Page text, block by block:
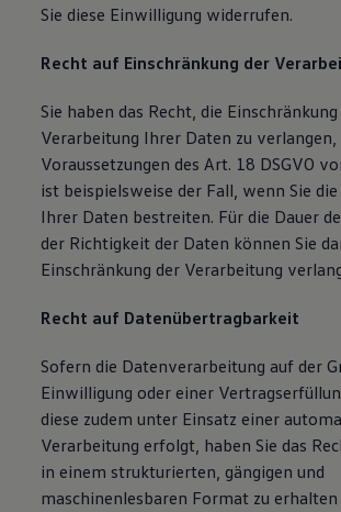
Sie diese Einwilligung widerrufen.
Recht auf Einschränkung der
Sie haben das Recht, die
Verarbeitung Ihrer Daten zu
Voraussetzungen des Art. 18 DSGVO
ist beispielsweise der Fall, wenn Sie
Ihrer Daten bestreiten. Für die Dauer
der Richtigkeit der Daten können Sie
Einschränkung der Verarbeitung
Recht auf Datenübertragbarkeit
Sofern die Datenverarbeitung auf der
Einwilligung oder einer
diese zudem unter Einsatz einer
Verarbeitung erfolgt, haben Sie das
in einem strukturierten, gängigen und
maschinenlesbaren Format zu erhalten